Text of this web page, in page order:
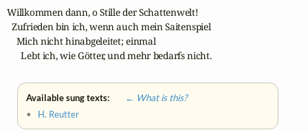
Willkommen dann, o Stille der Schattenwelt!
  Zufrieden bin ich, wenn auch mein Saitenspiel
    Mich nicht hinabgeleitet; einmal
      Lebt ich, wie Götter, und mehr bedarfs nicht.
Available sung texts:
← What is this?
• H. Reutter